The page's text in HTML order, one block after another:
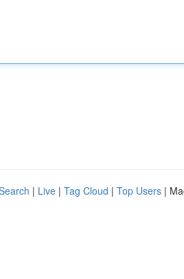
| Live | Tag Cloud | Top Users |